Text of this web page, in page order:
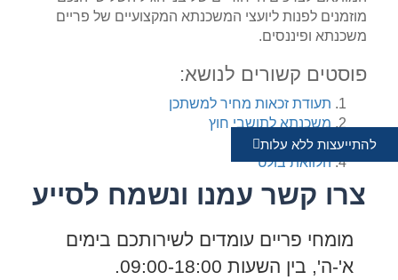
להתייעצות ללא עלות
מוזמנים לפנות ליועצי המשכנתא המקצועיים של פריים
משכנתא ופיננסים.
פוסטים קשורים לנושא:
תעודת זכאות מחיר למשתכן
משכנתא לתושבי חוץ
חוזה חכירה
הלוואת בולט
צרו קשר עמנו ונשמח לסייע
מומחי פריים עומדים לשירותכם בימים
א'-ה', בין השעות 09:00-18:00.